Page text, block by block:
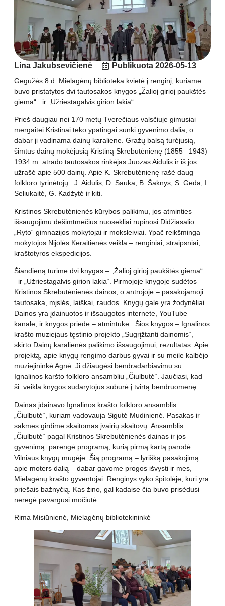
Lina Jakubsevičienė Publikuota 2026-05-13
Gegužės 8 d. Mielagėnų biblioteka kvietė į renginį, kuriame
buvo pristatytos dvi tautosakos knygos „Žalioj girioj paukštės
giema“ ir „Užriestagalvis girion lakia“.
Prieš daugiau nei 170 metų Tverečiaus valsčiuje gimusiai
mergaitei Kristinai teko ypatingai sunki gyvenimo dalia, o
dabar ji vadinama dainų karaliene. Gražų balsą turėjusią,
šimtus dainų mokėjusią Kristiną Skrebutėnienę (1855 –1943)
1934 m. atrado tautosakos rinkėjas Juozas Aidulis ir iš jos
užrašė apie 500 dainų. Apie K. Skrebutėnienę rašė daug
folkloro tyrinėtojų: J. Aidulis, D. Sauka, B. Šaknys, S. Geda, I.
Seliukaitė, G. Kadžytė ir kiti.
Kristinos Skrebutėnienės kūrybos palikimu, jos atminties
išsaugojimu dešimtmečius nuosekliai rūpinosi Didžiasalio
„Ryto“ gimnazijos mokytojai ir moksleiviai. Ypač reikšminga
mokytojos Nijolės Keraitienės veikla – renginiai, straipsniai,
kraštotyros ekspedicijos.
Šiandieną turime dvi knygas – „Žalioj girioj paukštės giema“
ir „Užriestagalvis girion lakia“. Pirmojoje knygoje sudėtos
Kristinos Skrebutėnienės dainos, o antrojoje – pasakojamoji
tautosaka, mįslės, laiškai, raudos. Knygų gale yra žodynėliai.
Dainos yra įdainuotos ir išsaugotos internete, YouTube
kanale, ir knygos priede – atmintuke. Šios knygos – Ignalinos
krašto muziejaus tęstinio projekto „Sugrįžtanti dainomis“,
skirto Dainų karalienės palikimo išsaugojimui, rezultatas. Apie
projektą, apie knygų rengimo darbus gyvai ir su meile kalbėjo
muziejininkė Agnė. Ji džiaugėsi bendradarbiavimu su
Ignalinos karšto folkloro ansambliu „Čiulbutė“. Jaučiasi, kad
ši veikla knygos sudarytojus subūrė į tvirtą bendruomenę.
Dainas įdainavo Ignalinos krašto folkloro ansamblis
„Čiulbutė“, kuriam vadovauja Sigutė Mudinienė. Pasakas ir
sakmes girdime skaitomas įvairių skaitovų. Ansamblis
„Čiulbutė“ pagal Kristinos Skrebutėnienės dainas ir jos
gyvenimą parengė programą, kurią pirmą kartą parodė
Vilniaus knygų mugėje. Šią programą – lyrišką pasakojimą
apie moters dalią – dabar gavome progos išvysti ir mes,
Mielagėnų krašto gyventojai. Renginys vyko špitolėje, kuri yra
priešais bažnyčią. Kas žino, gal kadaise čia buvo prisėdusi
neregė pavargusi močiutė.
Rima Misiūnienė, Mielagėnų bibliotekininkė